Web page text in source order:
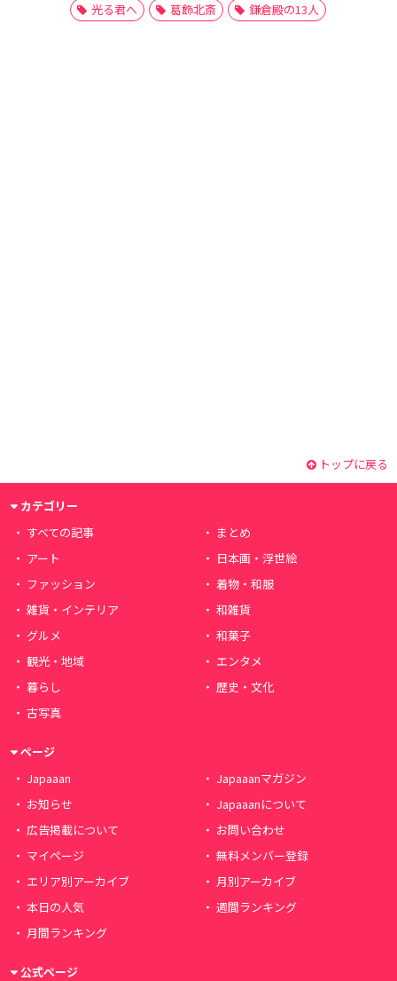
光る君へ
葛飾北斎 鎌倉殿の13人
トップに戻る
カテゴリー
すべての記事
まとめ
アート
日本画・浮世絵
ファッション
着物・和服
雑貨・インテリア
和雑貨
グルメ
和菓子
観光・地域
エンタメ
暮らし
歴史・文化
古写真
ページ
Japaaan
Japaaanマガジン
お知らせ
Japaaanについて
広告掲載について
お問い合わせ
マイページ
無料メンバー登録
エリア別アーカイブ
月別アーカイブ
本日の人気
週間ランキング
月間ランキング
公式ページ